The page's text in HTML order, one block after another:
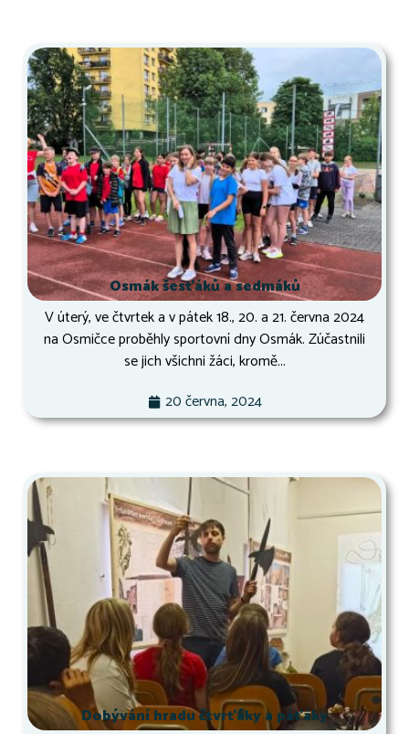
Osmák šesťáků a sedmáků
V úterý, ve čtvrtek a v pátek 18., 20. a 21. června 2024
na Osmičce proběhly sportovní dny Osmák. Zúčastnili
se jich všichni žáci, kromě...
20 června, 2024
Dobývání hradu čtvrťáky a páťáky